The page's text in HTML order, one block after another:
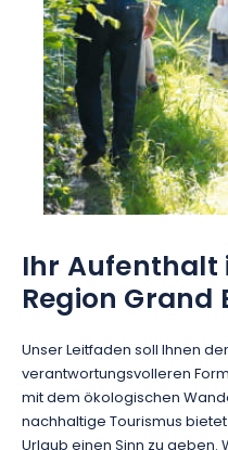
Ihr Aufenthalt
Region Grand
Unser Leitfaden soll Ihnen
verantwortungsvolleren
mit dem ökologischen
nachhaltige Tourismus